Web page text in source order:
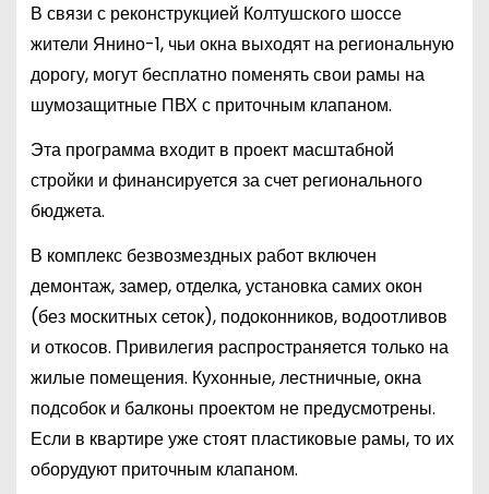
В связи с реконструкцией Колтушского шоссе
жители Янино-1, чьи окна выходят на региональную
дорогу, могут бесплатно поменять свои рамы на
шумозащитные ПВХ с приточным клапаном.
Эта программа входит в проект масштабной
стройки и финансируется за счет регионального
бюджета.
В комплекс безвозмездных работ включен
демонтаж, замер, отделка, установка самих окон
(без москитных сеток), подоконников, водоотливов
и откосов. Привилегия распространяется только на
жилые помещения. Кухонные, лестничные, окна
подсобок и балконы проектом не предусмотрены.
Если в квартире уже стоят пластиковые рамы, то их
оборудуют приточным клапаном.